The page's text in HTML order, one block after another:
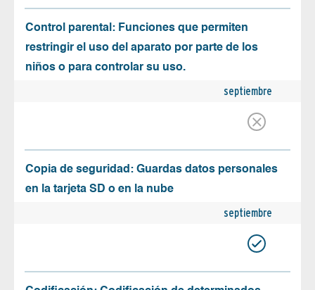
Control parental: Funciones que permiten
restringir el uso del aparato por parte de los
niños o para controlar su uso.
septiembre
Copia de seguridad: Guardas datos personales
en la tarjeta SD o en la nube
septiembre